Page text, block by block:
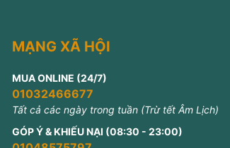
MẠNG XÃ HỘI
MUA ONLINE (24/7)
01032466677
Tất cả các ngày trong tuần (Trừ tết Âm Lịch)
GÓP Ý & KHIẾU NẠI (08:30 - 23:00)